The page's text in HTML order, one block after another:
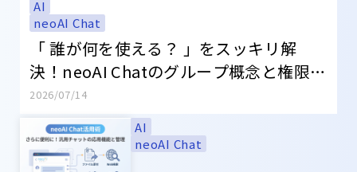
AI
neoAI Chat
「 誰が何を使える？ 」をスッキリ解
決！neoAI Chatのグループ概念と権限設
定のコツ
2026/07/14
AI
neoAI Chat